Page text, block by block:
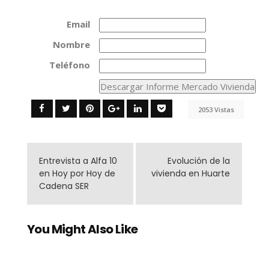
Email
Nombre
Teléfono
2053 Vistas
Entrevista a Alfa 10
en Hoy por Hoy de
Cadena SER
Evolución de la
vivienda en Huarte
You Might Also Like